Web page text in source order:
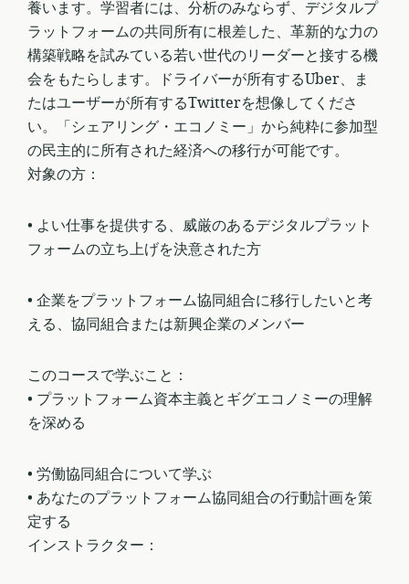
養います。学習者には、分析のみならず、デジタルプ
ラットフォームの共同所有に根差した、革新的な力の
構築戦略を試みている若い世代のリーダーと接する機
会をもたらします。ドライバーが所有するUber、ま
たはユーザーが所有するTwitterを想像してくださ
い。「シェアリング・エコノミー」から純粋に参加型
の民主的に所有された経済への移行が可能です。
対象の方：
• よい仕事を提供する、威厳のあるデジタルプラット
フォームの立ち上げを決意された方
• 企業をプラットフォーム協同組合に移行したいと考
える、協同組合または新興企業のメンバー
このコースで学ぶこと：
• プラットフォーム資本主義とギグエコノミーの理解
を深める
• 労働協同組合について学ぶ
• あなたのプラットフォーム協同組合の行動計画を策
定する
インストラクター：